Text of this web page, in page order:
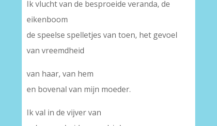
Ik vlucht van de besproeide veranda, de
eikenboom
de speelse spelletjes van toen, het gevoel
van vreemdheid
van haar, van hem
en bovenal van mijn moeder.
Ik val in de vijver van